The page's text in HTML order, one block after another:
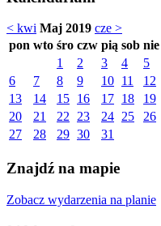
< kwi Maj 2019 cze >
pon wto śro czw pią sob nie
1
2 3 4
5
6
7 8 9 10 11
12
13
14 15 16 17 18
19
20
21 22 23 24 25
26
27
28 29 30 31
Znajdź na mapie
Zobacz wydarzenia na planie